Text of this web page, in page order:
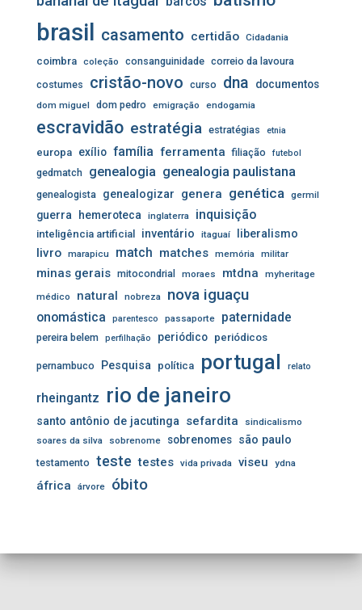
brasil casamento certidão Cidadania
coimbra coleção consanguinidade correio da lavoura
costumes
cristão-novo curso dna documentos
dom miguel dom pedro emigração endogamia
escravidão estratégia estratégias etnia
europa exílio família ferramenta filiação futebol
gedmatch genealogia genealogia paulistana
genealogista genealogizar genera genética germil
guerra hemeroteca inglaterra inquisição
inteligência artificial inventário itaguaí liberalismo
livro marapicu match matches memória militar
minas gerais mitocondrial moraes mtdna
myheritage
médico
natural nobreza nova iguaçu
onomástica parentesco passaporte paternidade
pereira belem perfilhação periódico periódicos
pernambuco Pesquisa política portugal relato
rheingantz rio de janeiro
santo antônio de jacutinga sefardita
sindicalismo
soares da silva
sobrenome sobrenomes são paulo
testamento teste testes vida privada viseu ydna
áfrica árvore óbito